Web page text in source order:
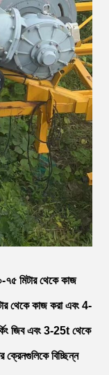
৭৫ মিটার থেকে কাজ
থেকে কাজ করা এবং 4-
জিব এবং 3-25t থেকে
ক্রেনগুলিকে বিচ্ছিন্ন